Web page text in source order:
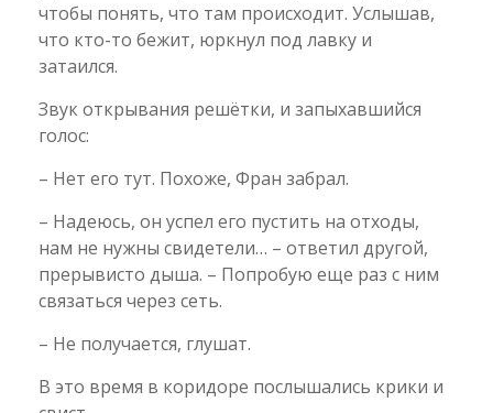
чтобы понять, что там происходит. Услышав,
что кто-то бежит, юркнул под лавку и
затаился.
Звук открывания решётки, и запыхавшийся
голос:
– Нет его тут. Похоже, Фран забрал.
– Надеюсь, он успел его пустить на отходы,
нам не нужны свидетели… – ответил другой,
прерывисто дыша. – Попробую еще раз с ним
связаться через сеть.
– Не получается, глушат.
В это время в коридоре послышались крики и